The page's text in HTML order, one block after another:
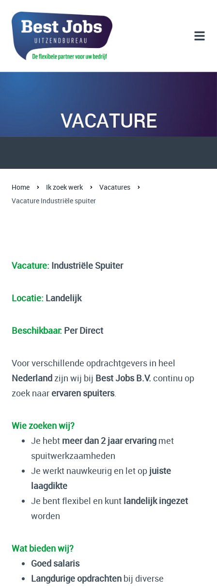
VACATURE
Home Ik zoek werk
Vacatures
Vacature Industriële spuiter
Vacature: Industriële Spuiter
Locatie: Landelijk
Beschikbaar: Per Direct
Voor verschillende opdrachtgevers in heel
Nederlandzijn wij bij Best Jobs B.V. continu op
zoek naar ervaren spuiters.
Wie zoeken wij?
Je hebt meer dan 2 jaar ervaring met
spuitwerkzaamheden
Je werkt nauwkeurig en let op juiste
laagdikte
Je bent flexibel en kunt landelijk ingezet
worden
Wat bieden wij?
Goed salaris
Langdurige opdrachten bij diverse